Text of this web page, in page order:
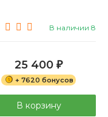
В наличии 8
25 400 ₽
+ 7620 бонусов
В корзину